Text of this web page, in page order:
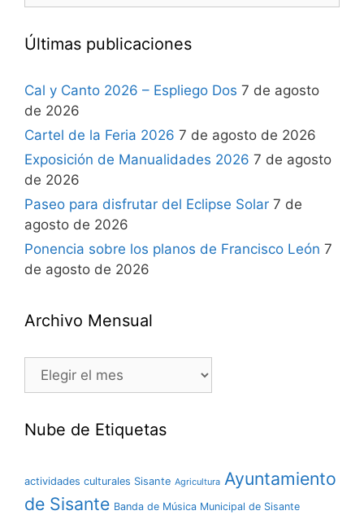
Últimas publicaciones
Cal y Canto 2026 – Espliego Dos 7 de agosto
de 2026
Cartel de la Feria 2026 7 de agosto de 2026
Exposición de Manualidades 2026 7 de agosto
de 2026
Paseo para disfrutar del Eclipse Solar 7 de
agosto de 2026
Ponencia sobre los planos de Francisco León 7
de agosto de 2026
Archivo Mensual
Nube de Etiquetas
actividades culturales Sisante Agricultura Ayuntamiento
de Sisante Banda de Música Municipal de Sisante